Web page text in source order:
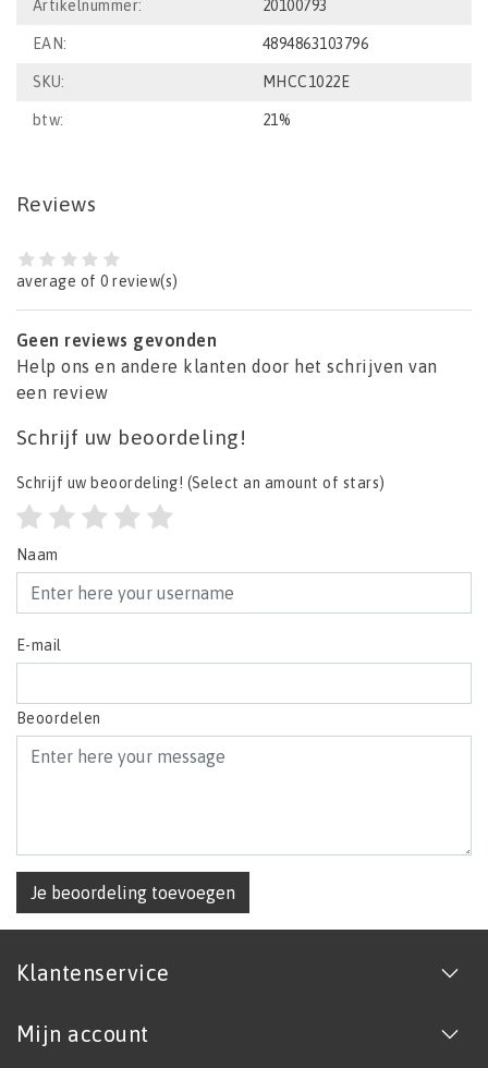
Artikelnummer: 20100793
EAN: 4894863103796
SKU: MHCC1022E
btw: 21%
Reviews
average of 0 review(s)
Geen reviews gevonden
Help ons en andere klanten door het schrijven van
een review
Schrijf uw beoordeling!
Schrijf uw beoordeling! (Select an amount of stars)
Naam
E-mail
Beoordelen
Je beoordeling toevoegen
Klantenservice
Mijn account